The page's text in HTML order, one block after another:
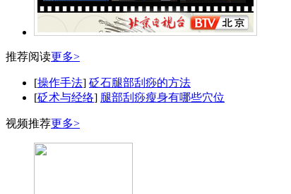
推荐阅读更多>
[操作手法] 砭石腿部刮痧的方法
[砭术与经络] 腿部刮痧瘦身有哪些穴位
视频推荐更多>